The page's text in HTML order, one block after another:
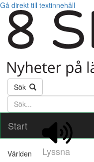
Gå direkt till textinnehåll
Sök
Söktext
Start
Lyssna
Världen